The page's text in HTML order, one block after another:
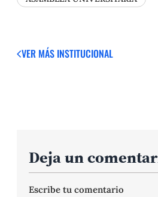
VER MÁS INSTITUCIONAL
Deja un
Escribe tu comentario